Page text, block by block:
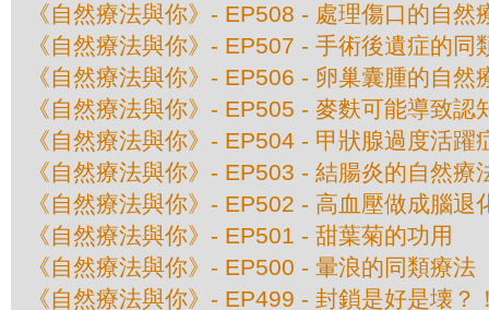
《自然療法與你》- EP508 - 處理傷口的自然
《自然療法與你》- EP507 - 手術後遺症的同
《自然療法與你》- EP506 - 卵巢囊腫的自然
《自然療法與你》- EP505 - 麥麩可能導致認
《自然療法與你》- EP504 - 甲狀腺過度活躍
《自然療法與你》- EP503 - 結腸炎的自然療
《自然療法與你》- EP502 - 高血壓做成腦退
《自然療法與你》- EP501 - 甜葉菊的功用
《自然療法與你》- EP500 - 暈浪的同類療法
《自然療法與你》- EP499 - 封鎖是好是壊？